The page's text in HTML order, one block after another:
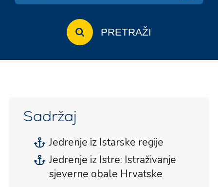
PRETRAŽI
Sadržaj
Jedrenje iz Istarske regije
Jedrenje iz Istre: Istraživanje
sjeverne obale Hrvatske